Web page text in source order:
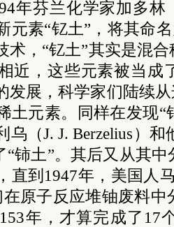
年芬兰化学家加多林
元素“钇土”，将其命
术，“钇土”其实是混
近，这些元素被当成
发展，科学家们陆续
土元素。同样在发现“
乌（J. J. Berzelius）
“铈土”。其后又从其
直到1947年，美国人
原子反应堆铀废料中
年，才算完成了17